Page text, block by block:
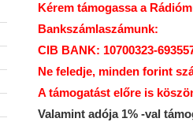
Kérem támogassa a
Bankszámlaszámunk:
CIB BANK: 10700323-
Ne feledje, minden forint
A támogatást előre is
Valamint adója 1% -val